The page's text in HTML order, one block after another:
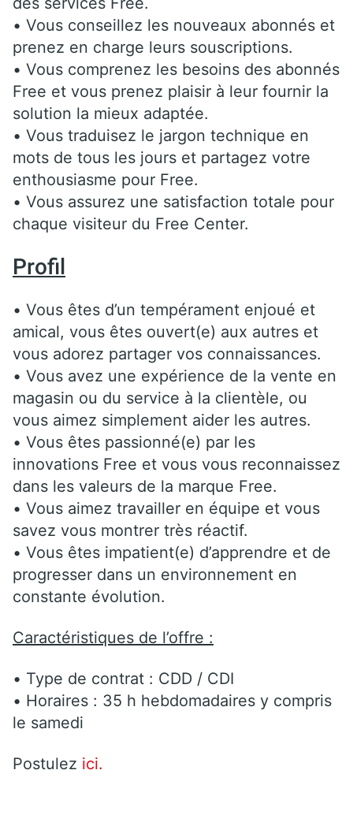
• Vous conseillez les nouveaux abonnés et
prenez en charge leurs souscriptions.
• Vous comprenez les besoins des abonnés
Free et vous prenez plaisir à leur fournir la
solution la mieux adaptée.
• Vous traduisez le jargon technique en
mots de tous les jours et partagez votre
enthousiasme pour Free.
• Vous assurez une satisfaction totale pour
chaque visiteur du Free Center.
Profil
• Vous êtes d’un tempérament enjoué et
amical, vous êtes ouvert(e) aux autres et
vous adorez partager vos connaissances.
• Vous avez une expérience de la vente en
magasin ou du service à la clientèle, ou
vous aimez simplement aider les autres.
• Vous êtes passionné(e) par les
innovations Free et vous vous reconnaissez
dans les valeurs de la marque Free.
• Vous aimez travailler en équipe et vous
savez vous montrer très réactif.
• Vous êtes impatient(e) d’apprendre et de
progresser dans un environnement en
constante évolution.
Caractéristiques de l’offre :
• Type de contrat : CDD / CDI
• Horaires : 35 h hebdomadaires y compris
le samedi
Postulez ici.